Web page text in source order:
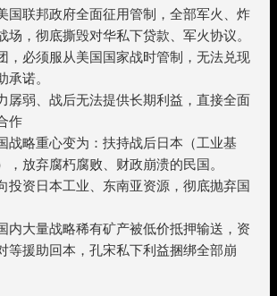
国联邦政府全面征用管制，全部军火、炸
场，彻底撕毁对华私下贷款、军火协议。
，必须服从美国国家战时管制，无法兑现
诺。
孱弱、战后无法提供长期利益，直接全面
作
战略重心变为：扶持战后日本（工业基
，放弃腐朽腐败、财政崩溃的民国。
投资日本工业、东南亚资源，彻底抛弃国
内大量战略稀有矿产被低价抵押输送，资
等援助回本，孔宋私下利益捆绑全部崩